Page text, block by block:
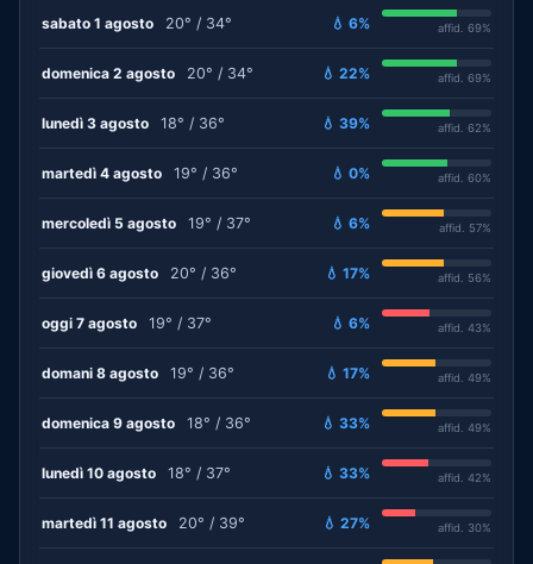
sabato 1 agosto 20° / 34° 💧 6% affid. 69%
domenica 2 agosto 20° / 34° 💧 22% affid. 69%
lunedì 3 agosto 18° / 36° 💧 39% affid. 62%
martedì 4 agosto 19° / 36° 💧 0% affid. 60%
mercoledì 5 agosto 19° / 37° 💧 6% affid. 57%
giovedì 6 agosto 20° / 36° 💧 17% affid. 56%
oggi 7 agosto 19° / 37° 💧 6% affid. 43%
domani 8 agosto 19° / 36° 💧 17% affid. 49%
domenica 9 agosto 18° / 36° 💧 33% affid. 49%
lunedì 10 agosto 18° / 37° 💧 33% affid. 42%
martedì 11 agosto 20° / 39° 💧 27% affid. 30%